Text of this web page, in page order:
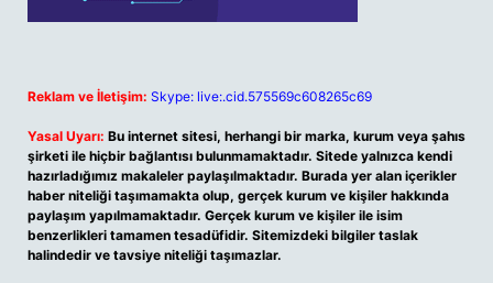
Reklam ve İletişim: Skype: live:.cid.575569c608265c69
Yasal Uyarı: Bu internet sitesi, herhangi bir marka, kurum veya şahıs
şirketi ile hiçbir bağlantısı bulunmamaktadır. Sitede yalnızca kendi
hazırladığımız makaleler paylaşılmaktadır. Burada yer alan içerikler
haber niteliği taşımamakta olup, gerçek kurum ve kişiler hakkında
paylaşım yapılmamaktadır. Gerçek kurum ve kişiler ile isim
benzerlikleri tamamen tesadüfidir. Sitemizdeki bilgiler taslak
halindedir ve tavsiye niteliği taşımazlar.